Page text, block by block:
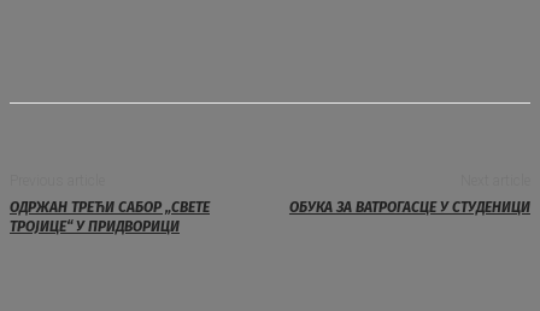
ОДРЖАН ТРЕЋИ САБОР „СВЕТЕ
ТРОЈИЦЕ“ У ПРИДВОРИЦИ
ОБУКА ЗА ВАТРОГАСЦЕ У СТУДЕНИЦИ